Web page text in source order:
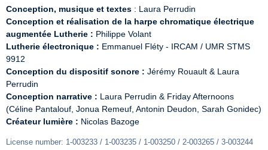
Conception, musique et textes
Conception et réalisation de la harpe chromatique électrique
augmentée Lutherie :
Lutherie électronique : Emmanuel Fléty - IRCAM / UMR STMS
Conception du dispositif sonore : Jérémy Rouault & Laura
Conception narrative : Laura Perrudin & Friday Afternoons
Créateur lumière : Nicolas Bazoge
License number: 1-003233 / 1-003235 / 1-003250 / 2-003265 / 3-003244